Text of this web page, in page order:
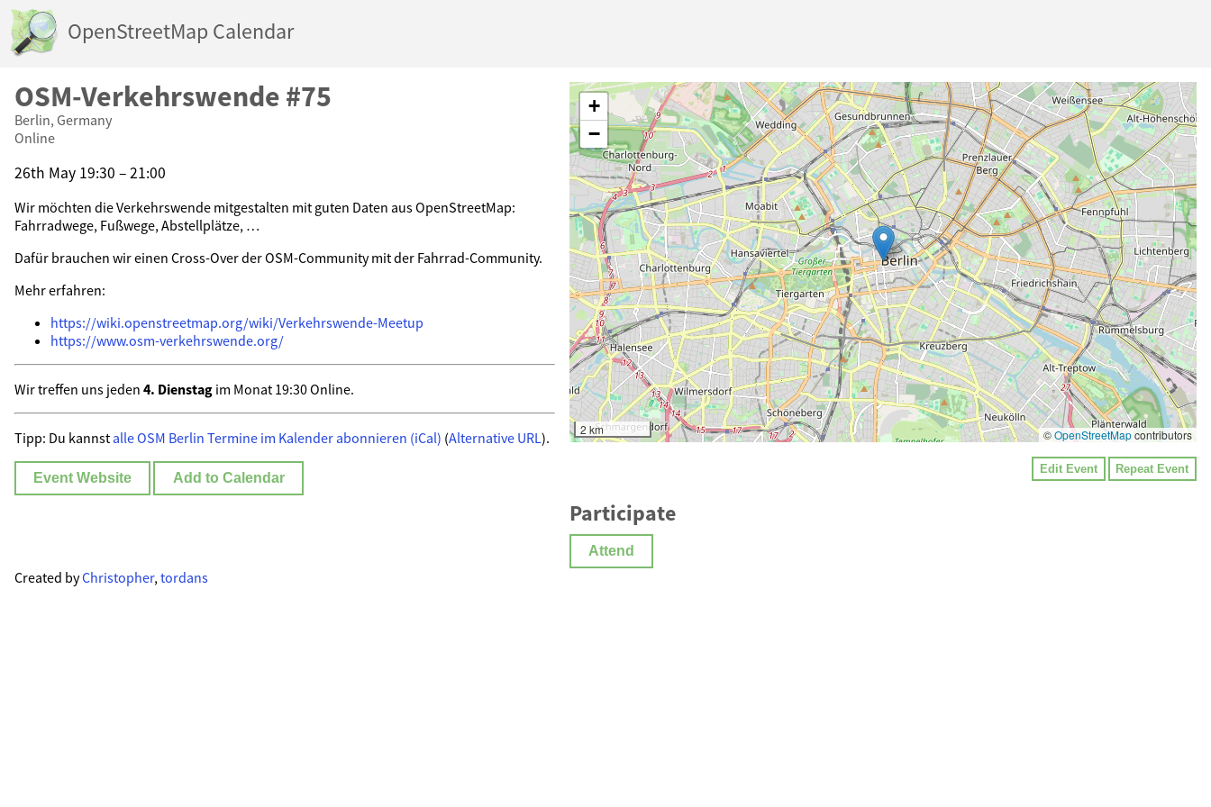
OpenStreetMap Calendar
OSM-Verkehrswende #75
Berlin, Germany
Online
26th May 19:30 – 21:00
Wir möchten die Verkehrswende mitgestalten mit guten Daten aus OpenStreetMap:
Fahrradwege, Fußwege, Abstellplätze, …
Dafür brauchen wir einen Cross-Over der OSM-Community mit der Fahrrad-Community.
Mehr erfahren:
https://wiki.openstreetmap.org/wiki/Verkehrswende-Meetup
https://www.osm-verkehrswende.org/
Wir treffen uns jeden 4. Dienstag im Monat 19:30 Online.
Tipp: Du kannst alle OSM Berlin Termine im Kalender abonnieren (iCal) (Alternative URL).
Event Website Add to Calendar
+
−
2 km ©OpenStreetMapcontributors
Edit Event Repeat Event
Participate
Attend
Created byChristopher, tordans